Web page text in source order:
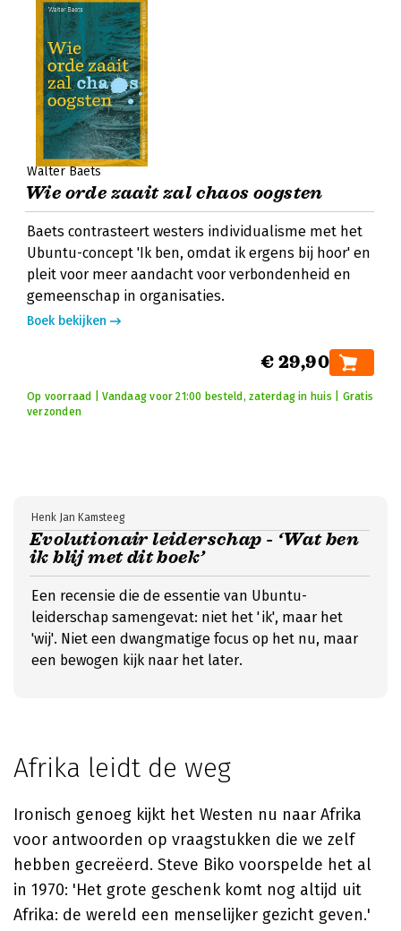
Walter Baets
Wie orde zaait zal chaos oogsten
Baets contrasteert westers individualisme met het
Ubuntu-concept 'Ik ben, omdat ik ergens bij hoor' en
pleit voor meer aandacht voor verbondenheid en
gemeenschap in organisaties.
Boek bekijken
€ 29,90
Op voorraad | Vandaag voor 21:00 besteld, zaterdag in huis | Gratis
verzonden
Evolutionair leiderschap - ‘Wat ben
ik blij met dit boek’
Henk Jan Kamsteeg
Een recensie die de essentie van Ubuntu-
leiderschap samengevat: niet het 'ik', maar het
'wij'. Niet een dwangmatige focus op het nu, maar
een bewogen kijk naar het later.
Afrika leidt de weg
Ironisch genoeg kijkt het Westen nu naar Afrika
voor antwoorden op vraagstukken die we zelf
hebben gecreëerd. Steve Biko voorspelde het al
in 1970: 'Het grote geschenk komt nog altijd uit
Afrika: de wereld een menselijker gezicht geven.'